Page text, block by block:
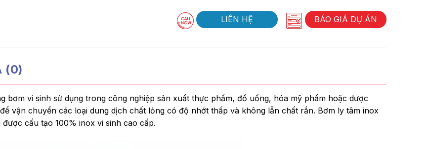
LIÊN HỆ BÁO GIÁ DỰ ÁN
(0)
bơm vi sinh sử dụng trong công nghiệp sản xuất thực phẩm, đồ uống, hóa mỹ phẩm hoặc dược
vận chuyển các loại dung dịch chất lỏng có độ nhớt thấp và không lẫn chất rắn. Bơm ly tâm inox
cấu tạo 100% inox vi sinh cao cấp.